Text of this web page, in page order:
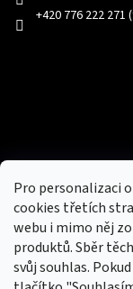
Pro personalizaci
cookies třetích
webu i mimo něj
produktů. Sběr
svůj souhlas.
+420 776 222 271